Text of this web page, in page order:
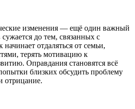
изменения — ещё один важный
до тем, связанных с
отдаляться от семьи,
терять мотивацию к
Оправдания становятся всё
близких обсудить проблему
отрицание.